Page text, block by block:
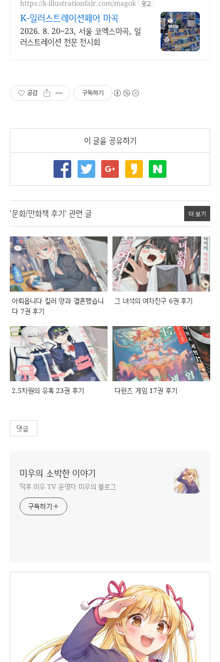
https://k-illustrationfair.com/magok 광고
K-일러스트레이션페어 마곡
2026. 8. 20~23, 서울 코엑스마곡, 일
러스트레이션 전문 전시회
공감 구독하기
이 글을 공유하기
'문화/만화책 후기' 관련 글 더 보기
아뢰옵니다 킬러 양과 결혼했습니
다 7권 후기
그 녀석의 여자친구 6권 후기
2.5차원의 유혹 23권 후기 다윈즈 게임 17권 후기
댓글
미우의 소박한 이야기
덕후 미우 TV 운영자 미우의 블로그
구독하기